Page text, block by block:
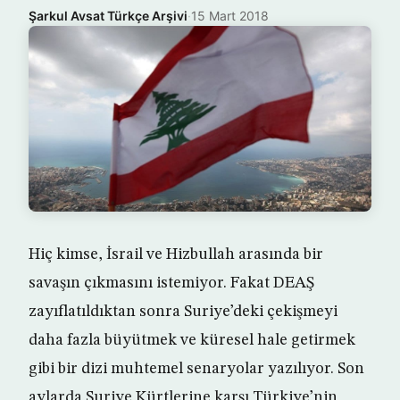
Şarkul Avsat Türkçe Arşivi·15 Mart 2018
Hiç kimse, İsrail ve Hizbullah arasında bir
savaşın çıkmasını istemiyor. Fakat DEAŞ
zayıflatıldıktan sonra Suriye’deki çekişmeyi
daha fazla büyütmek ve küresel hale getirmek
gibi bir dizi muhtemel senaryolar yazılıyor. Son